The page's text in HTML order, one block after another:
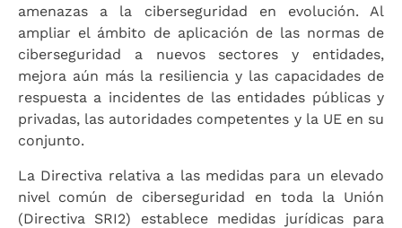
amenazas a la ciberseguridad en evolución. Al
ampliar el ámbito de aplicación de las normas de
ciberseguridad a nuevos sectores y entidades,
mejora aún más la resiliencia y las capacidades de
respuesta a incidentes de las entidades públicas y
privadas, las autoridades competentes y la UE en su
conjunto.
La Directiva relativa a las medidas para un elevado
nivel común de ciberseguridad en toda la Unión
(Directiva SRI2) establece medidas jurídicas para